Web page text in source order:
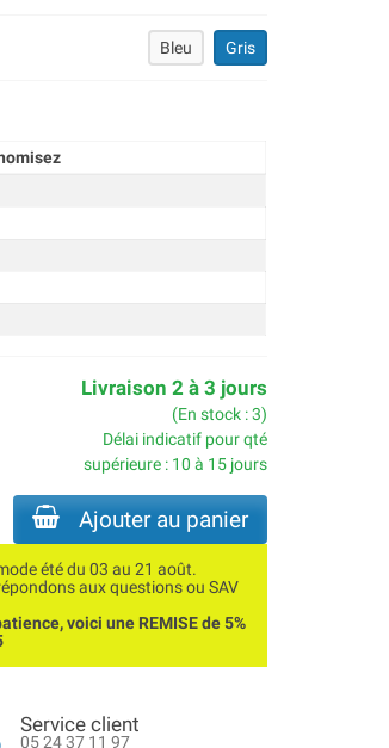
Bleu Gris
Livraison 2 à 3 jours
(En stock : 3)
Délai indicatif pour qté
supérieure : 10 à 15 jours
Ajouter au panier
été du 03 au 21 août.
aux questions ou SAV
voici une REMISE de 5%
Service client
05 24 37 11 97